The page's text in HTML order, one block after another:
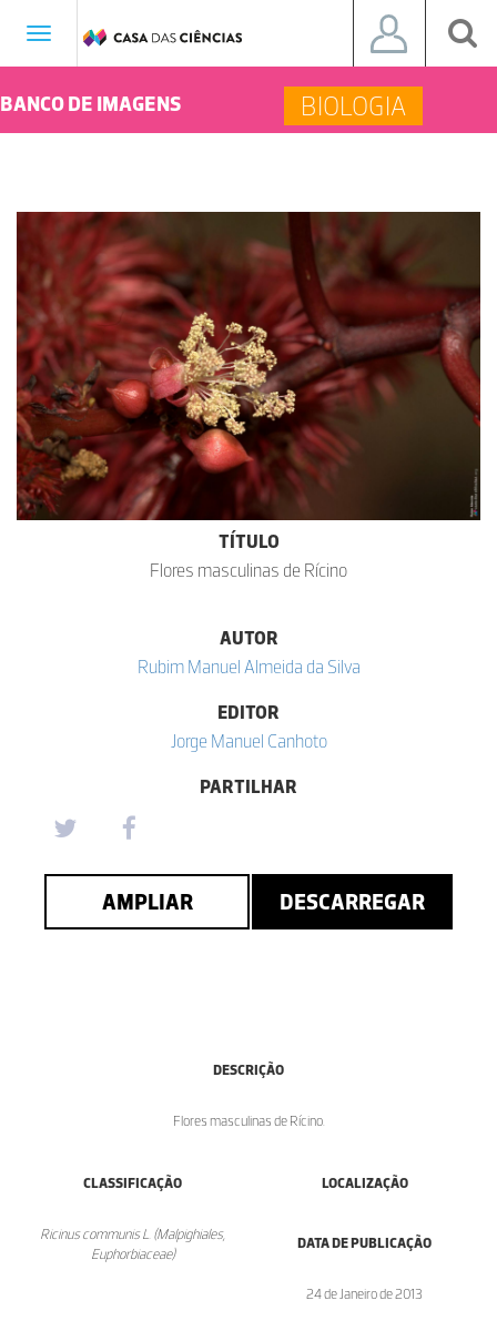
Toggle
BANCO DE IMAGENS BIOLOGIA
TÍTULO
Flores masculinas de Rícino
AUTOR
Rubim Manuel Almeida da Silva
EDITOR
Jorge Manuel Canhoto
PARTILHAR
AMPLIAR DESCARREGAR
DESCRIÇÃO
Flores masculinas de Rícino.
CLASSIFICAÇÃO
Ricinus communis L. (Malpighiales,
Euphorbiaceae)
LOCALIZAÇÃO
DATA DE PUBLICAÇÃO
24 de Janeiro de 2013